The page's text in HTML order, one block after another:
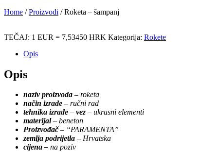
Home / Proizvodi / Roketa – šampanj
TEČAJ: 1 EUR = 7,53450 HRK Kategorija: Rokete
Opis
Opis
naziv proizvoda – roketa
način izrade – ručni rad
tehnika izrade – vez – ukrasni elementi
materijal – beneton
Proizvođač– “PARAMENTA”
zemlja podrijetla – Hrvatska
cijena – na poziv